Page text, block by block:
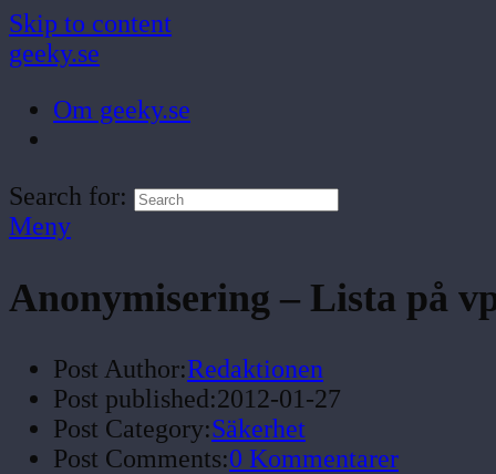
Skip to content
geeky.se
Om geeky.se
Search for:
Meny
Anonymisering – Lista på
Post Author:Redaktionen
Post published:2012-01-27
Post Category:Säkerhet
Post Comments:0 Kommentarer